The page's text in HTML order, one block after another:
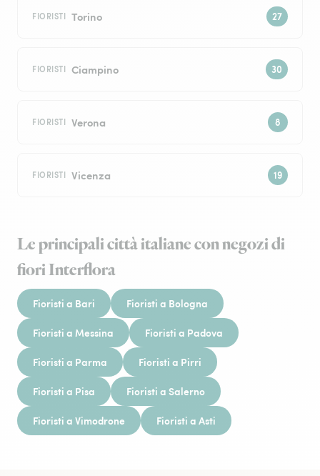
FIORISTI Torino
FIORISTI Ciampino
FIORISTI Verona
FIORISTI Vicenza
Le principali città italiane con negozi di
fiori Interflora
Fioristi a Bari Fioristi a Bologna
Fioristi a Messina Fioristi a Padova
Fioristi a Parma Fioristi a Pirri
Fioristi a Pisa Fioristi a Salerno
Fioristi a Vimodrone Fioristi a Asti